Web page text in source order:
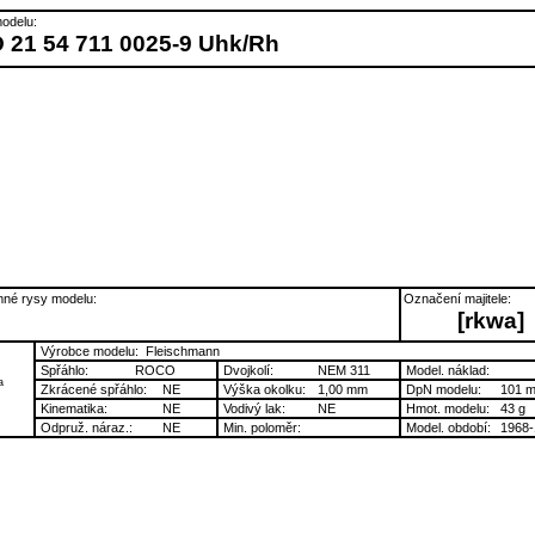
21 54 711 0025-9 Uhk/Rh
rysy modelu: Označení majitele:
[rkwa]
Výrobce modelu: Fleischmann
Spřáhlo:
ROCO Dvojkolí: NEM 311
Model. náklad:
Zkrácené spřáhlo:
NE Výška okolku: 1,00 mm DpN modelu:
101
Kinematika:
NE Vodivý lak: NE Hmot. modelu:
43 g
Odpruž. náraz.:
NE Min. poloměr: Model. období: